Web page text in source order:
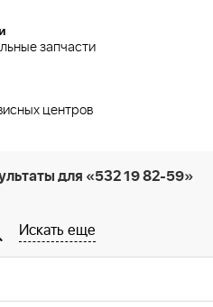
запчасти
центров
для «532 19 82-59»
Искать еще